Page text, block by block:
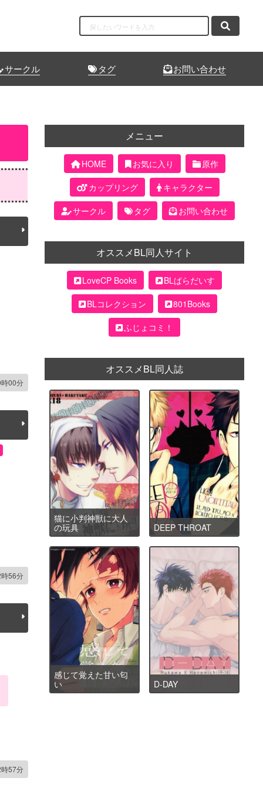
サークル タグ お問い合わせ
00分
56分
57分
メニュー
HOME お気に入り
原作
カップリング
キャラクター
サークル
タグ お問い合わせ
オススメBL同人サイト
LoveCP Books
BLぱらだいす
BLコレクション
801Books
ふじょコミ！
オススメBL同人誌
猫に小判神獣に大人
の玩具
DEEP THROAT
感じて覚えた甘い匂
い
D-DAY